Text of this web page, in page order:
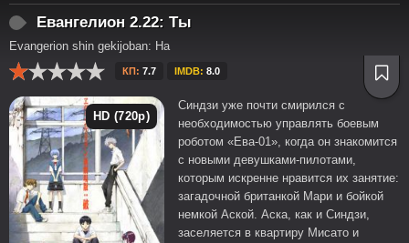
Евангелион 2.22: Ты
Evangerion shin gekijoban: Ha
КП: 7.7 IMDB: 8.0
HD (720p)
Синдзи уже почти смирился с
необходимостью управлять боевым
роботом «Ева-01», когда он знакомится
с новыми девушками-пилотами,
которым искренне нравится их занятие:
загадочной британкой Мари и бойкой
немкой Аской. Аска, как и Синдзи,
заселяется в квартиру Мисато и